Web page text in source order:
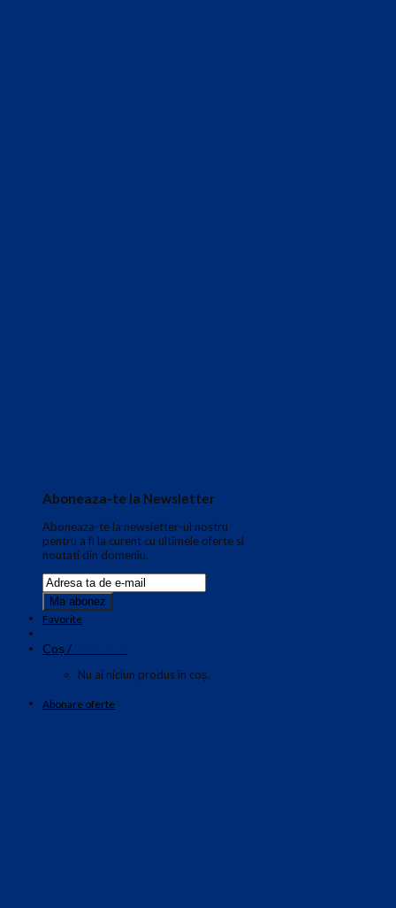
Aboneaza-te la Newsletter
Aboneaza-te la newsletter-ul nostru
pentru a fi la curent cu ultimele oferte si
noutati din domeniu.
Favorite
Coș /
Nu ai niciun produs în coș.
Abonare oferte